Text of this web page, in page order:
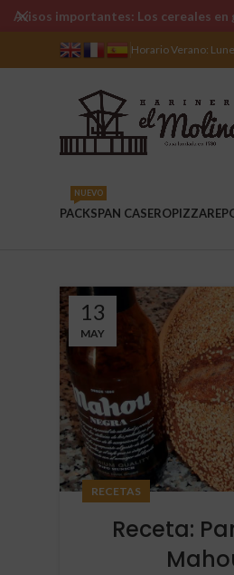
Horario Verano:
PACKS
NUEVO
PAN CASEROPIZZA
13
MAY
RECETAS
Receta:
Avisos importantes: Los cereales